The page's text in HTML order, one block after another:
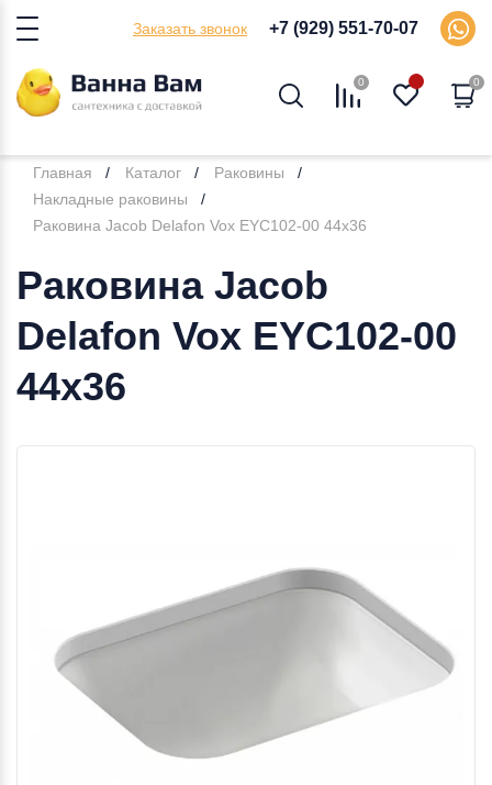
Заказать звонок +7 (929) 551-70-07
0 0
Главная Каталог
Раковины
Накладные раковины
Раковина Jacob Delafon Vox EYC102-00 44х36
Раковина Jacob
Delafon Vox EYC102-00
44х36